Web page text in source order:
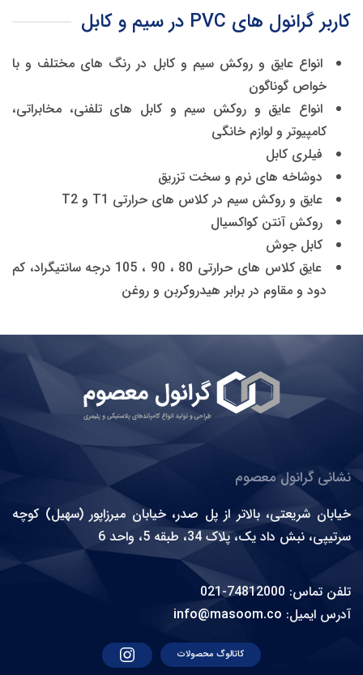
کاربر گرانول های PVC در سیم و کابل
انواع عایق و روكش سیم و كابل در رنگ های مختلف و با
خواص گوناگون
انواع عایق و روكش سیم و كابل های تلفنی، مخابراتی،
كامپیوتر و لوازم خانگی
فیلری كابل
دوشاخه های نرم و سخت تزریق
عایق و روكش سیم در كلاس های حرارتی T1 و T2
روكش آنتن كواكسیال
كابل جوش
عایق كلاس های حرارتی 80 ، 90 ، 105 درجه سانتیگراد، كم
دود و مقاوم در برابر هیدروكربن و روغن
نشانی گرانول معصوم
خیابان شریعتی، بالاتر از پل صدر، خیابان میرزاپور (سهیل) کوچه
سرتیپی، نبش داد یک، پلاک 34، طبقه 5، واحد 6
تلفن تماس: 74812000-021
آدرس ایمیل: info@masoom.co
کاتالوگ محصولات